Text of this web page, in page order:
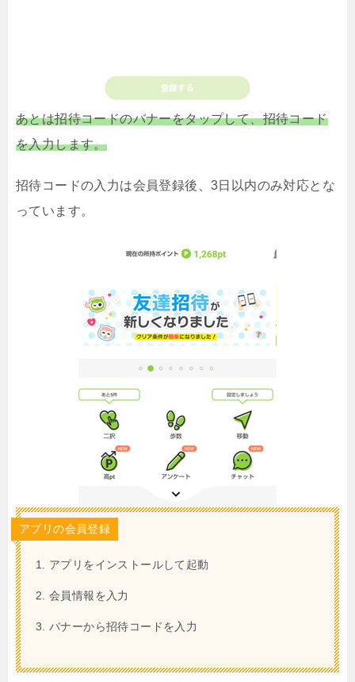
あとは招待コードのバナーをタップして、招待コード
を入力します。
招待コードの入力は会員登録後、3日以内のみ対応とな
っています。
アプリの会員登録
アプリをインストールして起動
会員情報を入力
バナーから招待コードを入力